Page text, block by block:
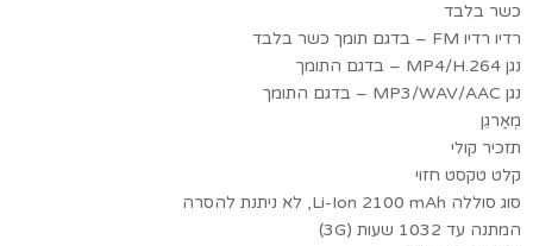
כשר בלבד
רדיו רדיו FM – בדגם תומך כשר בלבד
נגן MP4/H.264 – בדגם התומך
נגן MP3/WAV/AAC – בדגם התומך
מְאַרגֵן
תזכיר קולי
קלט טקסט חזוי
סוג סוללה Li-Ion 2100 mAh, לא ניתנת להסרה
המתנה עד 1032 שעות (3G)